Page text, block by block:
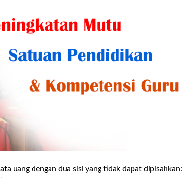
uang dengan dua sisi yang tidak dapat dipisahkan: